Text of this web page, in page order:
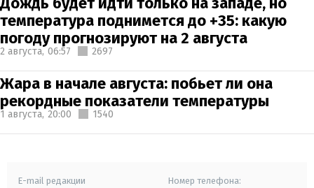
температура поднимется до +35: какую
погоду прогнозируют на 2 августа
2 августа, 06:57 2697
Жара в начале августа: побьет ли она
рекордные показатели температуры
1 августа, 20:00 1540
E-mail редакции Номер телефона: